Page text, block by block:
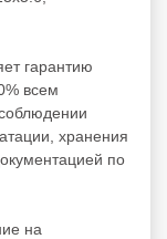
гарантию
всем
хранения
по
на